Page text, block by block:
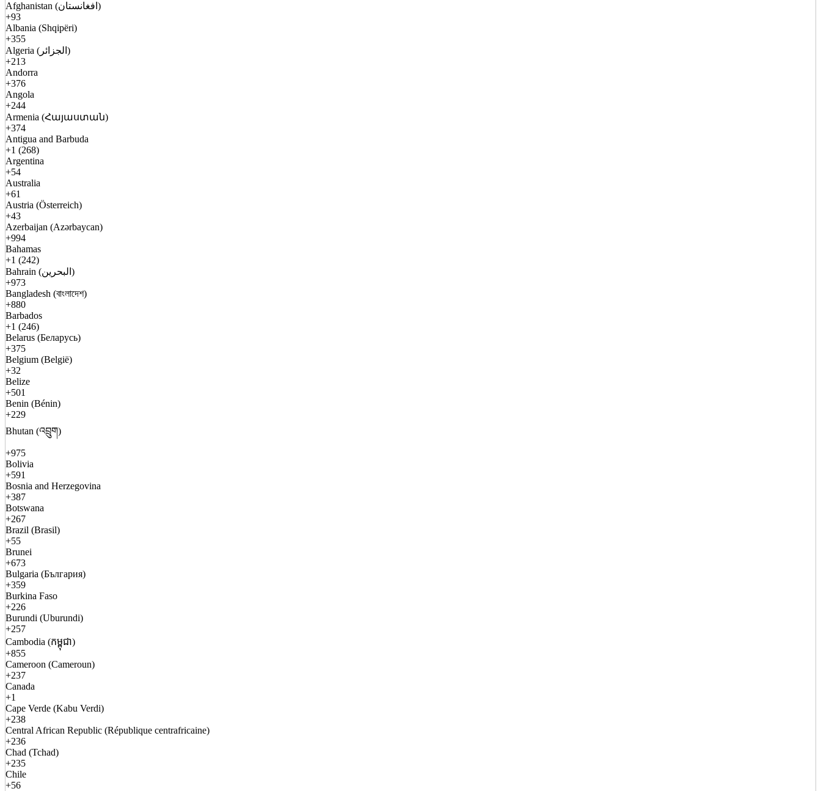
Afghanistan (افغانستان)
+93
Albania (Shqipëri)
+355
Algeria (الجزائر)
+213
Andorra
+376
Angola
+244
Armenia (Հայաստան)
+374
Antigua and Barbuda
+1 (268)
Argentina
+54
Australia
+61
Austria (Österreich)
+43
Azerbaijan (Azərbaycan)
+994
Bahamas
+1 (242)
Bahrain (البحرين)
+973
Bangladesh (বাংলাদেশ)
+880
Barbados
+1 (246)
Belarus (Беларусь)
+375
Belgium (België)
+32
Belize
+501
Benin (Bénin)
+229
Bhutan (འབྲུག)
+975
Bolivia
+591
Bosnia and Herzegovina
+387
Botswana
+267
Brazil (Brasil)
+55
Brunei
+673
Bulgaria (България)
+359
Burkina Faso
+226
Burundi (Uburundi)
+257
Cambodia (កម្ពុជា)
+855
Cameroon (Cameroun)
+237
Canada
+1
Cape Verde (Kabu Verdi)
+238
Central African Republic (République centrafricaine)
+236
Chad (Tchad)
+235
Chile
+56